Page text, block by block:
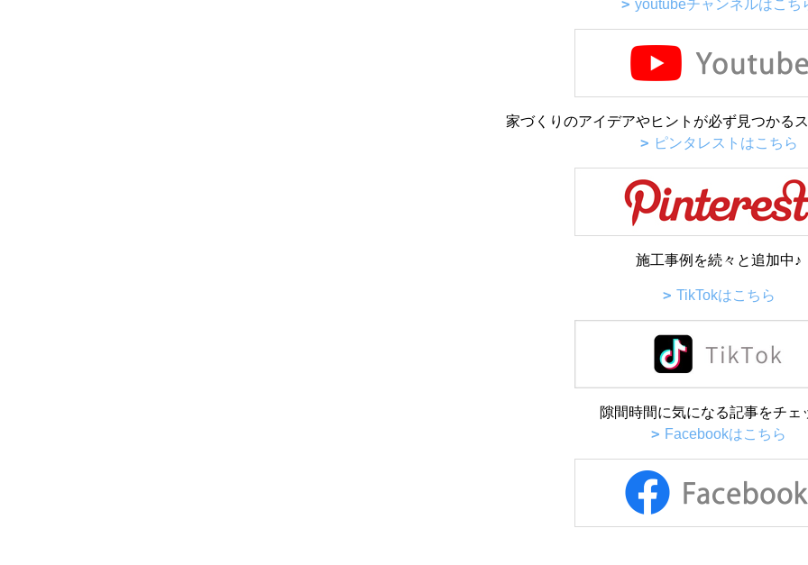
youtubeチャンネルはこち
家づくりのアイデアやヒントが必ず見つかる
ピンタレストはこちら
施工事例を続々と追加中♪
TikTokはこちら
隙間時間に気になる記事をチェ
Facebookはこちら